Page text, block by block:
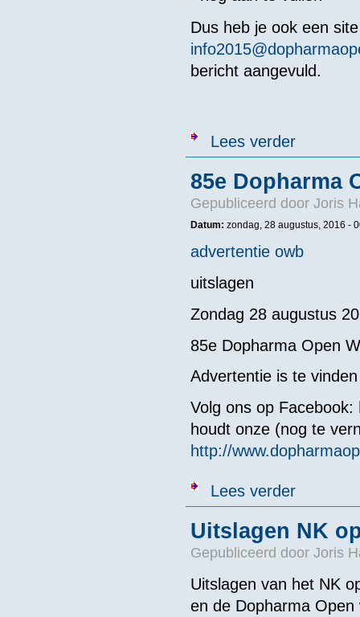
Dus heb je ook een
bericht aangevuld.
Lees verderover Foto's
85e Dopharma
Gepubliceerd door Joris
Datum: zondag, 28 augustus, 2016 -
advertentie owb
uitslagen
Zondag 28 augustus
85e Dopharma Open
Advertentie is te
Volg ons op Facebook:
houdt onze (nog te
http://
Lees verderover 85e
Uitslagen NK
Gepubliceerd door Joris
Uitslagen van het NK
en de Dopharma